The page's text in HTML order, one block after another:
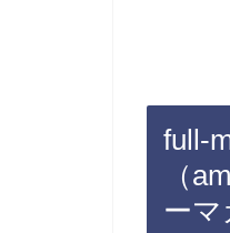
full-
（
ー